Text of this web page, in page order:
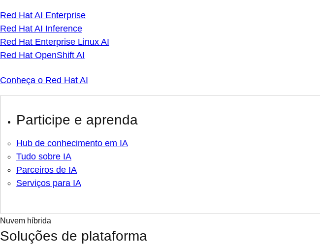
Red Hat AI Enterprise
Red Hat AI Inference
Red Hat Enterprise Linux AI
Red Hat OpenShift AI
Conheça o Red Hat AI
Participe e aprenda
Hub de conhecimento em IA
Tudo sobre IA
Parceiros de IA
Serviços para IA
Nuvem híbrida
Soluções de plataforma